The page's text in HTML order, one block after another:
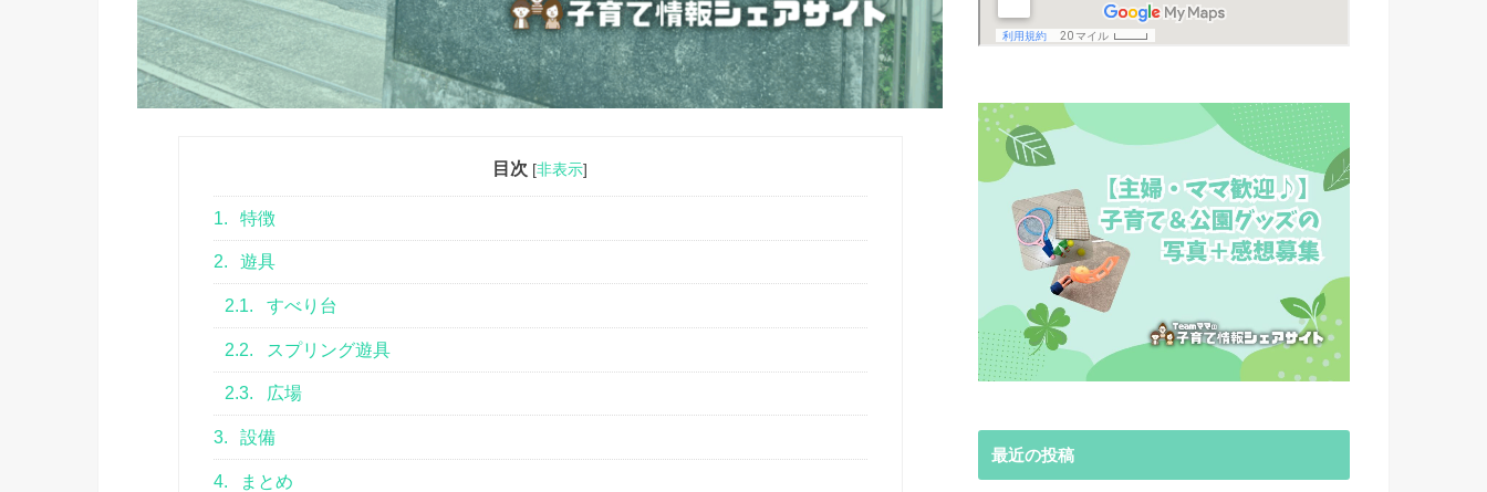
目次 [非表示]
1. 特徴
2. 遊具
2.1. すべり台
2.2. スプリング遊具
2.3. 広場
3. 設備
4. まとめ
最近の投稿